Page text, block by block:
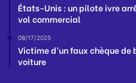
États-Unis : un pilote ivre
vol commercial
08/17/2025
Victime d’un faux chèque
voiture